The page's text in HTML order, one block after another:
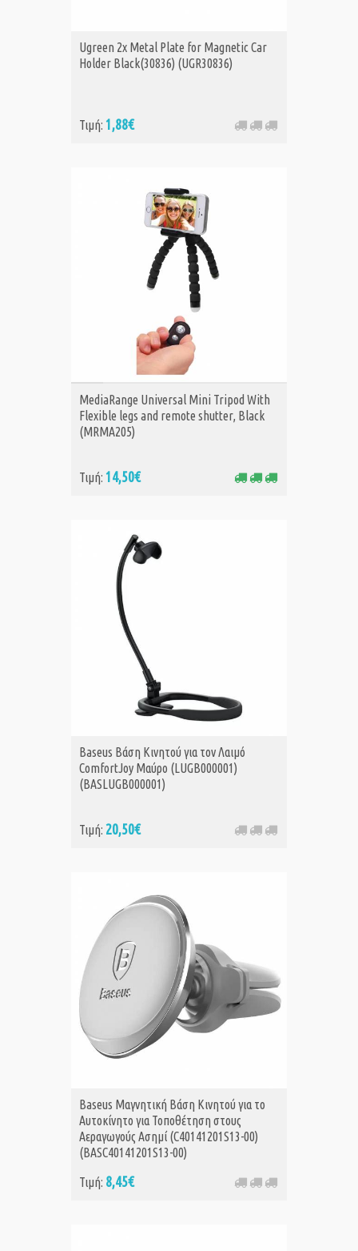
Ugreen 2x Metal Plate for Magnetic Car
Holder Black(30836) (UGR30836)
Τιμή: 1,88€
ΑΓΟΡΑ
MediaRange Universal Mini Tripod With
Flexible legs and remote shutter, Black
(MRMA205)
Τιμή: 14,50€
Baseus Βάση Κινητού για τον Λαιμό
ComfortJoy Μαύρο (LUGB000001)
(BASLUGB000001)
Τιμή: 20,50€
Baseus Μαγνητική Βάση Κινητού για το
Αυτοκίνητο για Τοποθέτηση στους
Αεραγωγούς Ασημί (C40141201S13-00)
(BASC40141201S13-00)
Τιμή: 8,45€